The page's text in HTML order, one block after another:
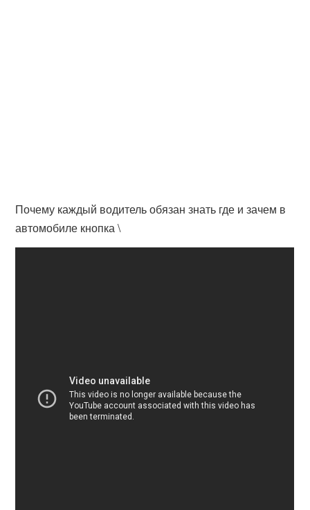
Почему каждый водитель обязан знать где и зачем в
автомобиле кнопка \